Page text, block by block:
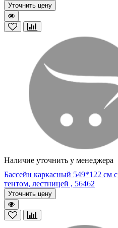
Уточнить цену
Наличие уточнить у менеджера
Бассейн каркасный 549*122 см
тентом, лестницей , 56462
Уточнить цену